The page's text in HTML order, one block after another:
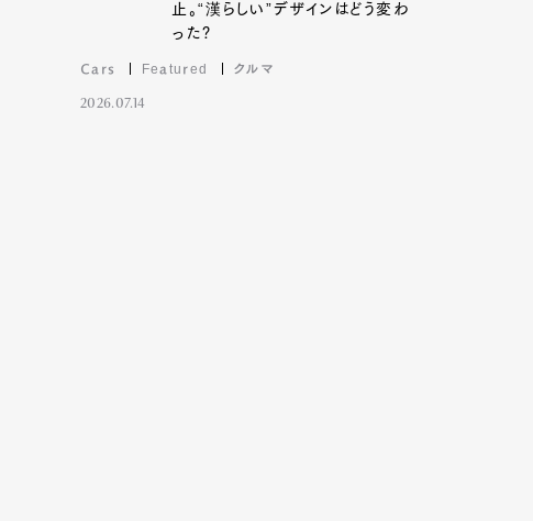
止。“漢らしい”デザインはどう変わ
った?
Cars Featured クルマ
2026.07.14